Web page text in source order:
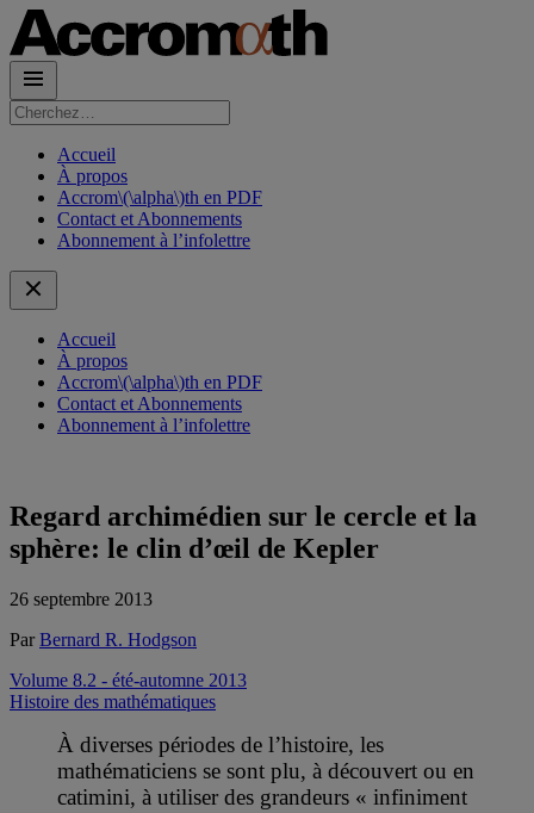
Rechercher :
Accueil
À propos
Accrom\(\alpha\)th en PDF
Contact et Abonnements
Abonnement à l’infolettre
Accueil
À propos
Accrom\(\alpha\)th en PDF
Contact et Abonnements
Abonnement à l’infolettre
Regard archimédien sur le cercle et la
sphère: le clin d’œil de Kepler
26 septembre 2013
ParBernard R. Hodgson
Volume 8.2 - été-automne 2013
Histoire des mathématiques
À diverses périodes de l’histoire, les
mathématiciens se sont plu, à découvert ou en
catimini, à utiliser des grandeurs « infiniment